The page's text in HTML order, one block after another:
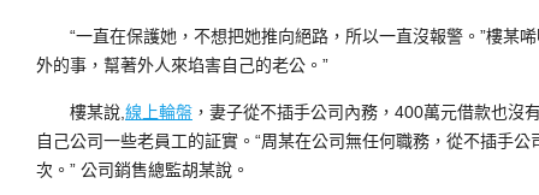
“一直在保護她，不想把她推向絕路，所以一直沒報警。”樓某唏
外的事，幫著外人來埳害自己的老公。”
樓某說, 線上輪盤 ，妻子從不插手公司內務，400萬元借款也沒
自己公司一些老員工的証實。“周某在公司無任何職務，從不插手
次。” 公司銷售總監胡某說。